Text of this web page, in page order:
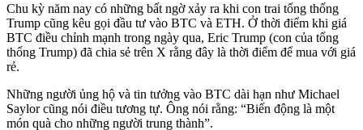
Chu kỳ năm nay có những bất ngờ xảy ra khi con trai tổng thống
Trump cũng kêu gọi đầu tư vào BTC và ETH. Ở thời điểm khi giá
BTC điều chỉnh mạnh trong ngày qua, Eric Trump (con của tổng
thống Trump) đã chia sẻ trên X rằng đây là thời điểm để mua với giá
rẻ.
Những người ủng hộ và tin tưởng vào BTC dài hạn như Michael
Saylor cũng nói điều tương tự. Ông nói rằng: “Biến động là một
món quà cho những người trung thành”.